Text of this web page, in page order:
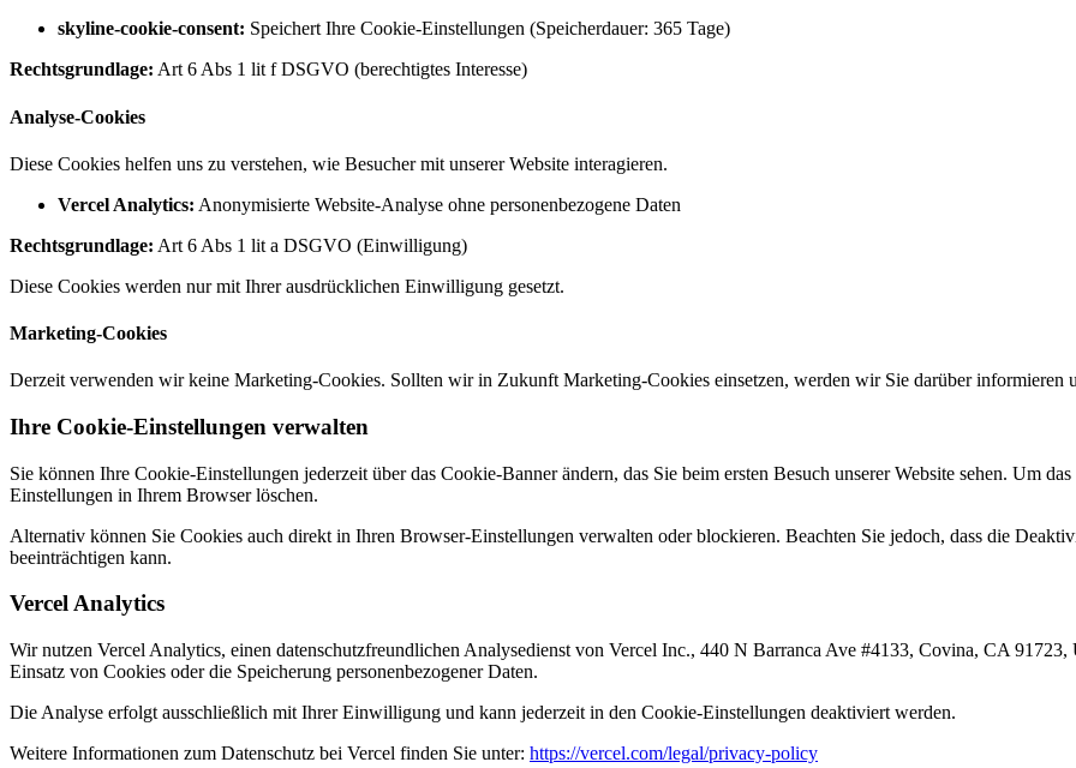
skyline-cookie-consent: Speichert Ihre Cookie-Einstellungen (Speicherdauer: 365 Tage)
Rechtsgrundlage: Art 6 Abs 1 lit f DSGVO (berechtigtes Interesse)
Analyse-Cookies
Diese Cookies helfen uns zu verstehen, wie Besucher mit unserer Website interagieren.
Vercel Analytics: Anonymisierte Website-Analyse ohne personenbezogene Daten
Rechtsgrundlage: Art 6 Abs 1 lit a DSGVO (Einwilligung)
Diese Cookies werden nur mit Ihrer ausdrücklichen Einwilligung gesetzt.
Marketing-Cookies
Derzeit verwenden wir keine Marketing-Cookies. Sollten wir in Zukunft Marketing-Cookies einsetzen, werden wir Sie darüber
Ihre Cookie-Einstellungen verwalten
Sie können Ihre Cookie-Einstellungen jederzeit über das Cookie-Banner ändern, das Sie beim ersten Besuch unserer Website sehen. Um
Einstellungen in Ihrem Browser löschen.
Alternativ können Sie Cookies auch direkt in Ihren Browser-Einstellungen verwalten oder blockieren. Beachten Sie jedoch, dass die
beeinträchtigen kann.
Vercel Analytics
Wir nutzen Vercel Analytics, einen datenschutzfreundlichen Analysedienst von Vercel Inc., 440 N Barranca Ave #4133, Covina, CA
Einsatz von Cookies oder die Speicherung personenbezogener Daten.
Die Analyse erfolgt ausschließlich mit Ihrer Einwilligung und kann jederzeit in den Cookie-Einstellungen deaktiviert werden.
Weitere Informationen zum Datenschutz bei Vercel finden Sie unter: https://vercel.com/legal/privacy-policy